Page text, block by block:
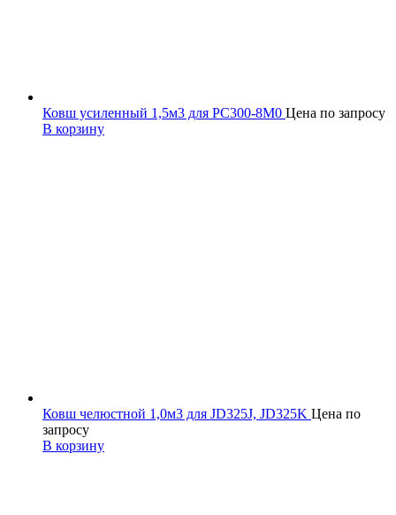
Ковш усиленный 1,5м3 для PC300-8M0 Цена по запросу
В корзину
Ковш челюстной 1,0м3 для JD325J, JD325K Цена по
запросу
В корзину